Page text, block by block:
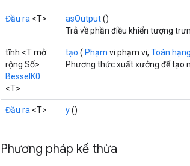
Đầu ra <T> asOutput()
Trả về phần điều khiển tượng
tĩnh <T mở
rộng Số>
BesselK0
<T>
tạo ( Phạm vi phạm vi, Toán hạng
Phương thức xuất xưởng để tạo
Đầu ra <T> y()
Phương pháp kế thừa